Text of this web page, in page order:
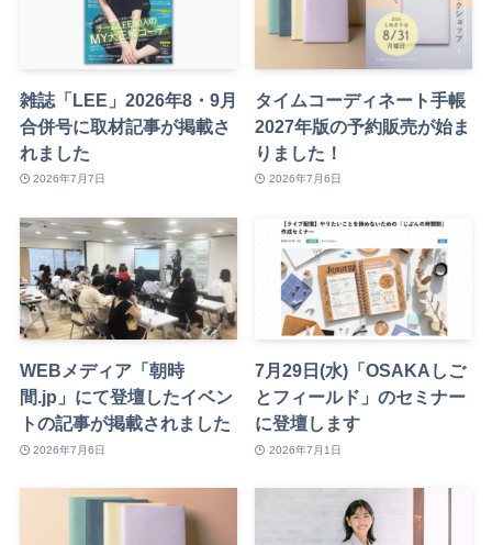
雑誌「LEE」2026年8・9月
合併号に取材記事が掲載さ
れました
2026年7月7日
タイムコーディネート手帳
2027年版の予約販売が始ま
りました！
2026年7月6日
WEBメディア「朝時
間.jp」にて登壇したイベン
トの記事が掲載されました
2026年7月6日
7月29日(水)「OSAKAしご
とフィールド」のセミナー
に登壇します
2026年7月1日